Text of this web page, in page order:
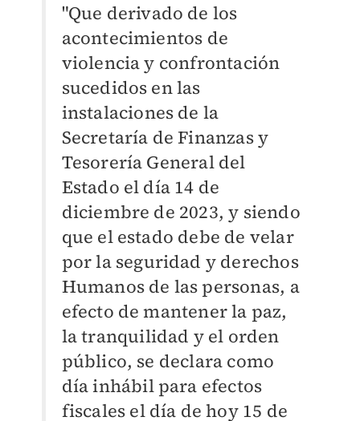
"Que derivado de los
acontecimientos de
violencia y confrontación
sucedidos en las
instalaciones de la
Secretaría de Finanzas y
Tesorería General del
Estado el día 14 de
diciembre de 2023, y siendo
que el estado debe de velar
por la seguridad y derechos
Humanos de las personas, a
efecto de mantener la paz,
la tranquilidad y el orden
público, se declara como
día inhábil para efectos
fiscales el día de hoy 15 de